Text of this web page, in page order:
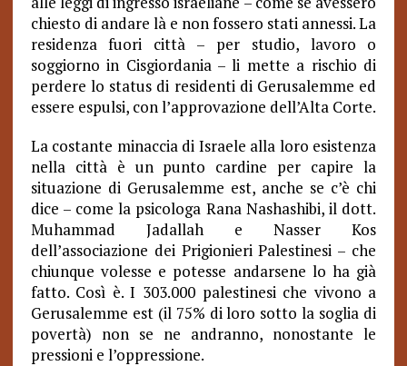
chiesto di andare là e non fossero stati annessi. La
residenza fuori città – per studio, lavoro o
soggiorno in Cisgiordania – li mette a rischio di
perdere lo status di residenti di Gerusalemme ed
essere espulsi, con l’approvazione dell’Alta Corte.
La costante minaccia di Israele alla loro esistenza
nella città è un punto cardine per capire la
situazione di Gerusalemme est, anche se c’è chi
dice – come la psicologa Rana Nashashibi, il dott.
Muhammad Jadallah e Nasser Kos
dell’associazione dei Prigionieri Palestinesi – che
chiunque volesse e potesse andarsene lo ha già
fatto. Così è. I 303.000 palestinesi che vivono a
Gerusalemme est (il 75% di loro sotto la soglia di
povertà) non se ne andranno, nonostante le
pressioni e l’oppressione.